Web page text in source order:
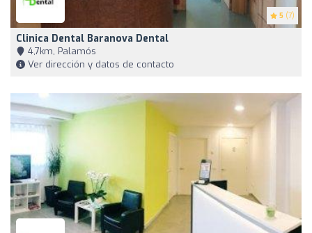
5 (7)
Clinica Dental Baranova Dental
4,7km, Palamós
Ver dirección y datos de contacto